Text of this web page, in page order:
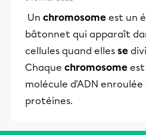
Un chromosome est un
bâtonnet qui apparaît
cellules quand elles se
Chaque chromosome
molécule d'ADN
protéines.